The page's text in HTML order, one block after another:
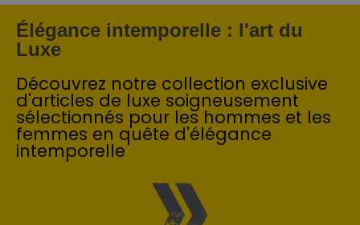
Élégance intemporelle : l'art du
Luxe
Découvrez notre collection exclusive
d'articles de luxe soigneusement
sélectionnés pour les hommes et les
femmes en quête d'élégance
intemporelle